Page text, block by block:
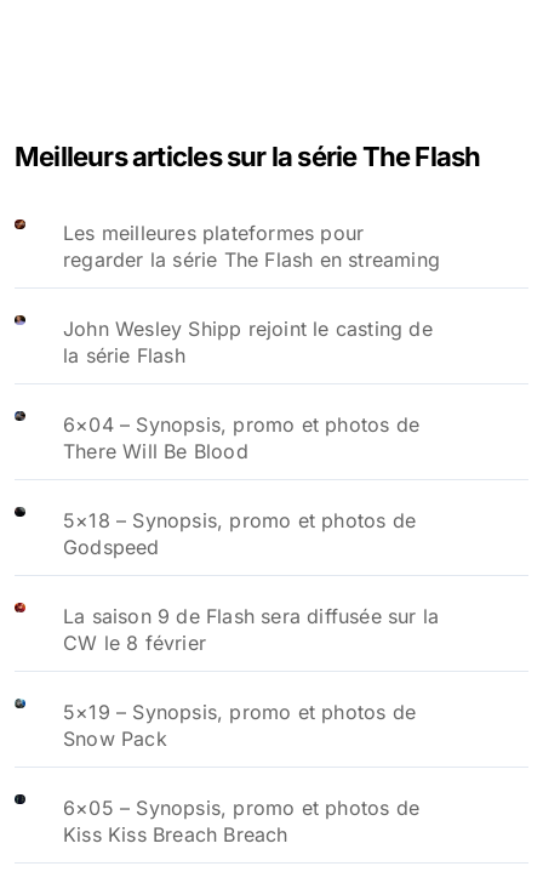
Meilleurs articles sur la série The Flash
Les meilleures plateformes pour
regarder la série The Flash en streaming
John Wesley Shipp rejoint le casting de
la série Flash
6×04 – Synopsis, promo et photos de
There Will Be Blood
5×18 – Synopsis, promo et photos de
Godspeed
La saison 9 de Flash sera diffusée sur la
CW le 8 février
5×19 – Synopsis, promo et photos de
Snow Pack
6×05 – Synopsis, promo et photos de
Kiss Kiss Breach Breach